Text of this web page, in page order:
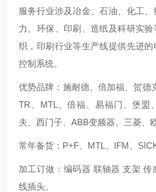
服务行业涉及冶金、石油、化工
力、环保、印刷、造纸及科研实
织，印刷行业等生产线提供先进
控制系统。
优势品牌：施耐德、倍加福、贺德
TR、MTL、倍福、易福门、堡盟
夫、西门子、ABB变频器、三菱、
常年备货：P+F、MTL、IFM、
加工订做：编码器 联轴器 支架 传
线插头。